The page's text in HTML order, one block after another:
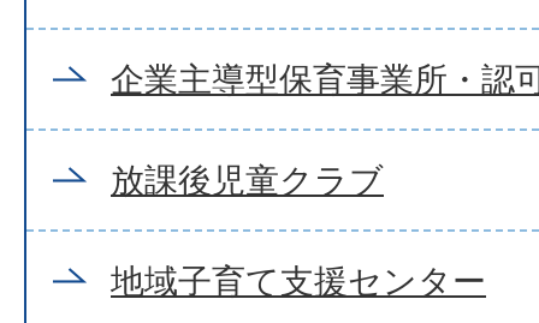
企業主導型保育事業所・認
放課後児童クラブ
地域子育て支援センター